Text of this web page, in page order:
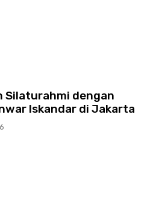
Silaturahmi dengan
Iskandar di Jakarta